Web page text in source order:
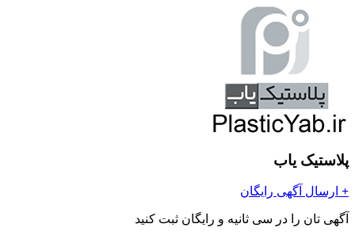
پلاستیک یاب
+ ارسال آگهی رایگان
آگهی تان را در سی ثانیه و رایگان ثبت کنید